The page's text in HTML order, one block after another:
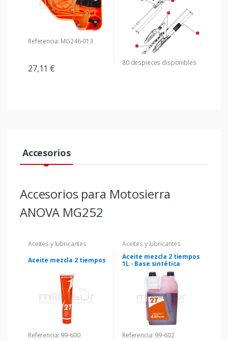
Referencia: MG246-013
27,11 €
80 despieces disponibles
Accesorios
Accesorios para Motosierra
ANOVA MG252
Aceites y lubricantes
Aceite mezcla 2 tiempos
Referencia: 99-600
Aceites y lubricantes
Aceite mezcla 2 tiempos
1L - Base sintética
Referencia: 99-602